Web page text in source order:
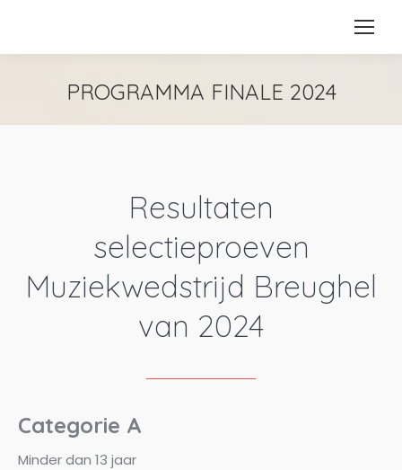
PROGRAMMA FINALE 2024
Resultaten
selectieproeven
Muziekwedstrijd Breughel
van 2024
Categorie A
Minder dan 13 jaar